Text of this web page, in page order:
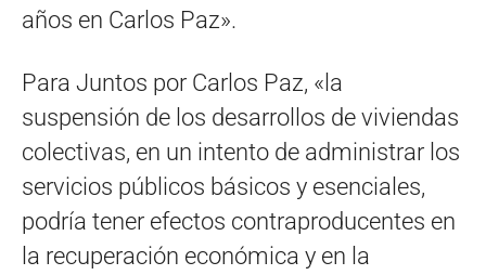
años en Carlos Paz».
Para Juntos por Carlos Paz, «la
suspensión de los desarrollos de viviendas
colectivas, en un intento de administrar los
servicios públicos básicos y esenciales,
podría tener efectos contraproducentes en
la recuperación económica y en la